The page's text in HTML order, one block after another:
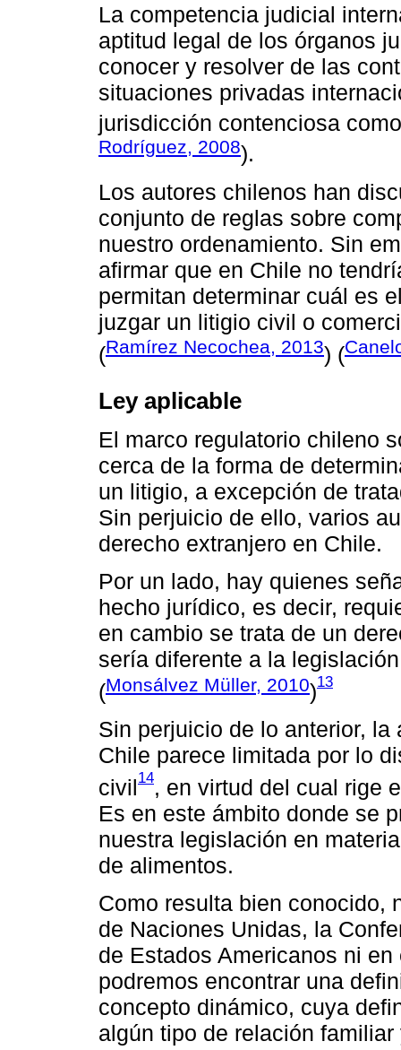
La competencia judicial
aptitud legal de los órganos
conocer y resolver de las
situaciones privadas
jurisdicción contenciosa
Rodríguez, 2008).
Los autores chilenos han
conjunto de reglas sobre
nuestro ordenamiento. Sin
afirmar que en Chile no
permitan determinar cuál es
juzgar un litigio civil o
(Ramírez Necochea, 2013) (
Ley aplicable
El marco regulatorio chileno
cerca de la forma de
un litigio, a excepción de
Sin perjuicio de ello, varios
derecho extranjero en Chile.
Por un lado, hay quienes
hecho jurídico, es decir,
en cambio se trata de un
sería diferente a la
(Monsálvez Müller, 2010)13
Sin perjuicio de lo anterior,
Chile parece limitada por lo
civil14, en virtud del cual rige
Es en este ámbito donde se
nuestra legislación en
de alimentos.
Como resulta bien conocido,
de Naciones Unidas, la
de Estados Americanos ni
podremos encontrar una
concepto dinámico, cuya
algún tipo de relación